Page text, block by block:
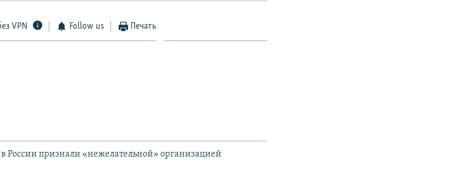
VPN Follow us Печать
России признали «нежелательной» организацией